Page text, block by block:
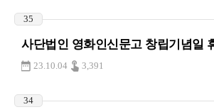
35
사단법인 영화인신문고 창립기념일
23.10.04 3,391
34